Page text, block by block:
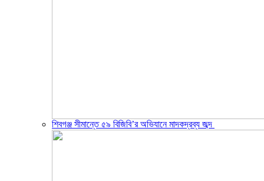
শিবগঞ্জ সীমান্তে ৫৯ বিজিবি’র অভিযানে মাদকদ্রব্য জব্দ ​